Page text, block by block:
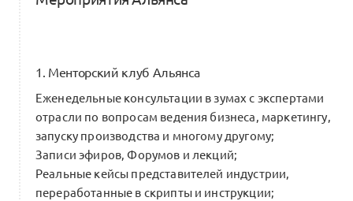
увеличение конверсии через панель
управления и подключение
к сообществу стилистов
0
0 комментариев
1. Менторский клуб Альянса
Еженедельные консультации в зумах с экспертами
отрасли по вопросам ведения бизнеса, маркетингу,
запуску производства и многому другому;
Записи эфиров, Форумов и лекций;
Реальные кейсы представителей индустрии,
переработанные в скрипты и инструкции;